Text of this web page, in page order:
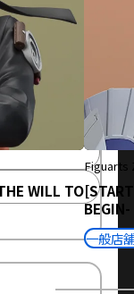
WILL TO
Figuarts
BEGIN-
一般店